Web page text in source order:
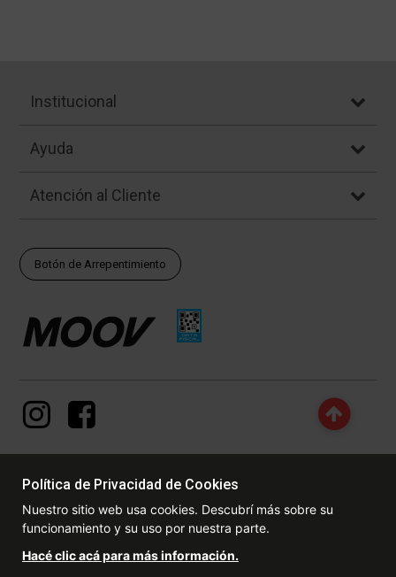
Institucional
Ayuda
Atención al Cliente
Botón de Arrepentimiento
DERECHOS RESERVADOS. Las fotos contenidas en este site, el
logotipo y las marcas son propiedad de www.dexter.com.ar y/o de
sus respectivos titulares. Está prohibida la reproducción total o
parcial, sin la expresa autorización de la administradora de la
Política de Privacidad de Cookies
Nuestro sitio web usa cookies. Descubrí más sobre su
funcionamiento y su uso por nuestra parte.
Hacé clic acá para más información.